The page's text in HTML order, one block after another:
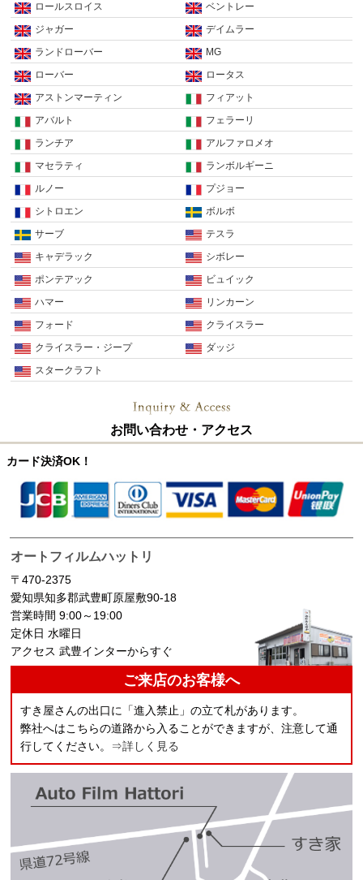
ロールスロイス
ベントレー
ジャガー
デイムラー
ランドローバー
MG
ローバー
ロータス
アストンマーティン
フィアット
アバルト
フェラーリ
ランチア
アルファロメオ
マセラティ
ランボルギーニ
ルノー
プジョー
シトロエン
ボルボ
サーブ
テスラ
キャデラック
シボレー
ポンテアック
ビュイック
ハマー
リンカーン
フォード
クライスラー
クライスラー・ジープ
ダッジ
スタークラフト
お問い合わせ・アクセス
カード決済OK！
オートフィルムハットリ
〒470-2375
愛知県知多郡武豊町原屋敷90-18
営業時間 9:00～19:00
定休日 水曜日
アクセス 武豊インターからすぐ
ご来店のお客様へ
すき屋さんの出口に「進入禁止」の立て札があります。
弊社へはこちらの道路から入ることができますが、注意して通
行してください。 ⇒詳しく見る